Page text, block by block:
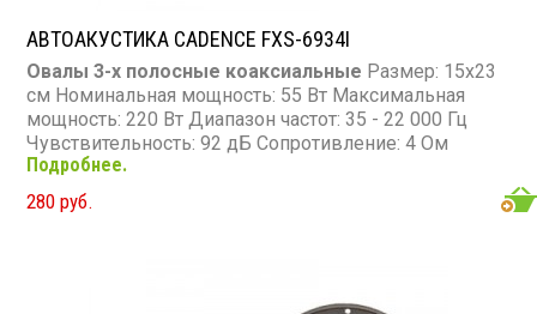
АВТОАКУСТИКА CADENCE FXS-6934I
Овалы 3-х полосные коаксиальные Размер: 15х23
см Номинальная мощность: 55 Вт Максимальная
мощность: 220 Вт Диапазон частот: 35 - 22 000 Гц
Чувствительность: 92 дБ Сопротивление: 4 Ом
Подробнее.
280 руб.